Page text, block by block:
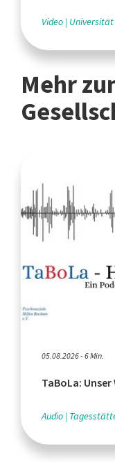
Video Universität
Mehr
05.08.2026 - 6 Min.
TaBoLa:
Audio